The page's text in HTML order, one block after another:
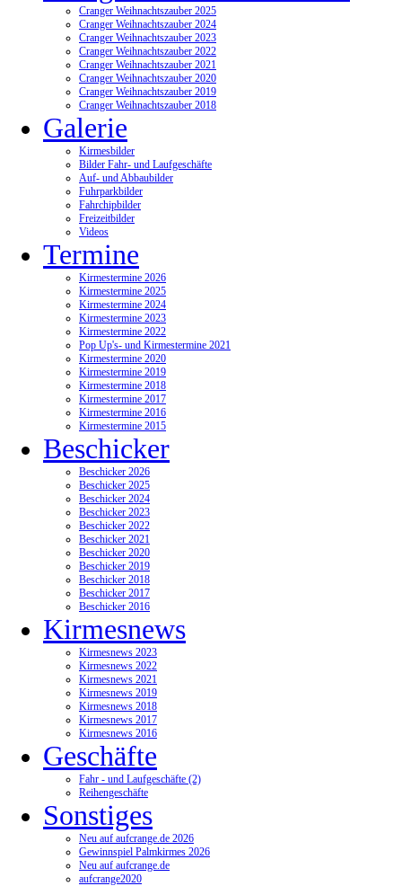
Cranger Weihnachtszauber 2025
Cranger Weihnachtszauber 2024
Cranger Weihnachtszauber 2023
Cranger Weihnachtszauber 2022
Cranger Weihnachtszauber 2021
Cranger Weihnachtszauber 2020
Cranger Weihnachtszauber 2019
Cranger Weihnachtszauber 2018
Galerie
Kirmesbilder
Bilder Fahr- und Laufgeschäfte
Auf- und Abbaubilder
Fuhrparkbilder
Fahrchipbilder
Freizeitbilder
Videos
Termine
Kirmestermine 2026
Kirmestermine 2025
Kirmestermine 2024
Kirmestermine 2023
Kirmestermine 2022
Pop Up's- und Kirmestermine 2021
Kirmestermine 2020
Kirmestermine 2019
Kirmestermine 2018
Kirmestermine 2017
Kirmestermine 2016
Kirmestermine 2015
Beschicker
Beschicker 2026
Beschicker 2025
Beschicker 2024
Beschicker 2023
Beschicker 2022
Beschicker 2021
Beschicker 2020
Beschicker 2019
Beschicker 2018
Beschicker 2017
Beschicker 2016
Kirmesnews
Kirmesnews 2023
Kirmesnews 2022
Kirmesnews 2021
Kirmesnews 2019
Kirmesnews 2018
Kirmesnews 2017
Kirmesnews 2016
Geschäfte
Fahr - und Laufgeschäfte (2)
Reihengeschäfte
Sonstiges
Neu auf aufcrange.de 2026
Gewinnspiel Palmkirmes 2026
Neu auf aufcrange.de
aufcrange2020